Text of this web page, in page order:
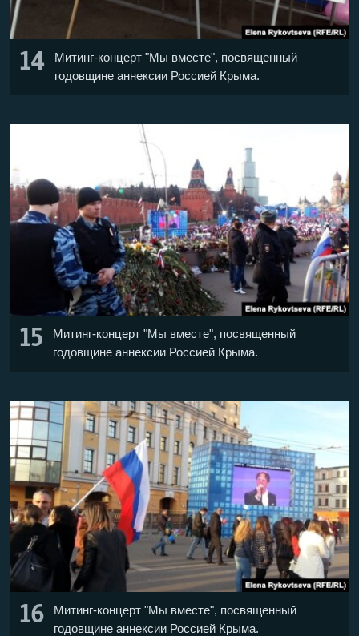
14
Митинг-концерт "Мы вместе", посвященный
годовщине аннексии Россией Крыма.
15
Митинг-концерт "Мы вместе", посвященный
годовщине аннексии Россией Крыма.
16
Митинг-концерт "Мы вместе", посвященный
годовщине аннексии Россией Крыма.